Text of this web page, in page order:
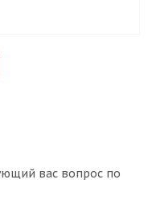
вас вопрос по